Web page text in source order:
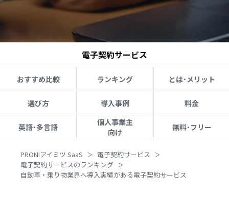
電子契約サービス
おすすめ比較 ランキング とは･メリット
選び方 導入事例 料金
英語･多言語
個人事業主
向け
無料･フリー
PRONIアイミツ SaaS
電子契約サービス
電子契約サービスのランキング
自動車・乗り物業界へ導入実績がある電子契約サービス